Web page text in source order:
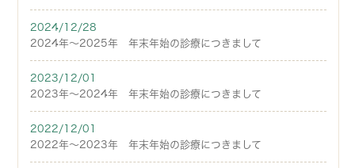
2024/12/28
2024年～2025年 年末年始の診療につきまして
2023/12/01
2023年～2024年 年末年始の診療につきまして
2022/12/01
2022年～2023年 年末年始の診療につきまして